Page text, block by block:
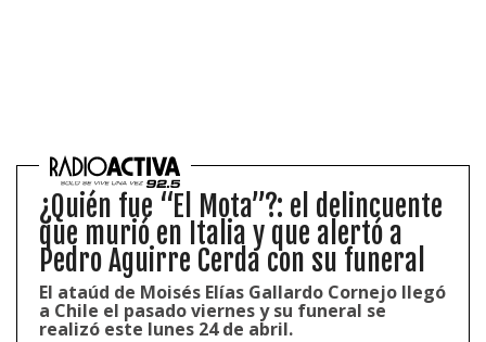
¿Quién fue “El Mota”?: el delincuente
que murió en Italia y que alertó a
Pedro Aguirre Cerda con su funeral
El ataúd de Moisés Elías Gallardo Cornejo llegó
a Chile el pasado viernes y su funeral se
realizó este lunes 24 de abril.